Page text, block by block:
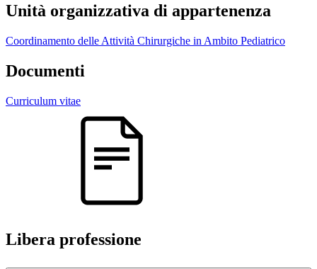
Unità organizzativa di appartenenza
Coordinamento delle Attività Chirurgiche in Ambito Pediatrico
Documenti
Curriculum vitae
Libera professione